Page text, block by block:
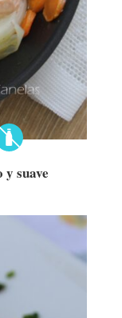
y suave